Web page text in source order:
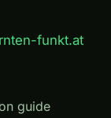
funkt.at
guide